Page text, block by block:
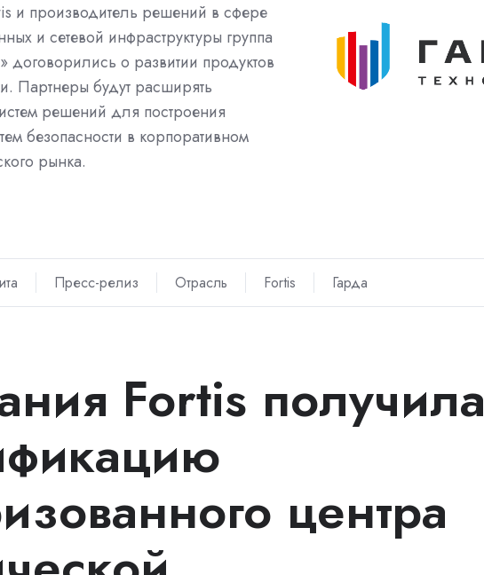
и производитель решений в сфере
и сетевой инфраструктуры группа
договорились о развитии продуктов
Партнеры будут расширять
решений для построения
безопасности в корпоративном
рынка.
Пресс-релиз Отрасль Fortis Гарда
Fortis получила
центра